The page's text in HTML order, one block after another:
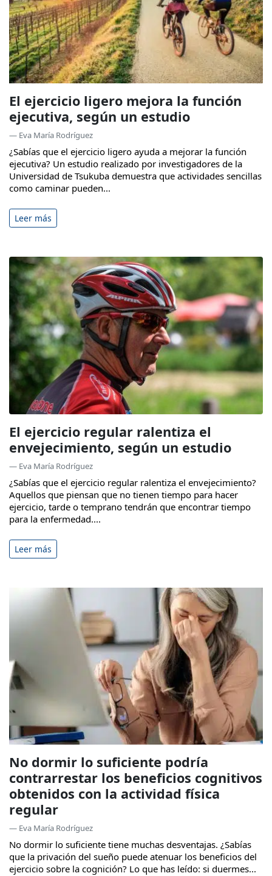
El ejercicio ligero mejora la función
ejecutiva, según un estudio
— Eva María Rodríguez
¿Sabías que el ejercicio ligero ayuda a mejorar la función
ejecutiva? Un estudio realizado por investigadores de la
Universidad de Tsukuba demuestra que actividades sencillas
como caminar pueden...
Leer más
El ejercicio regular ralentiza el
envejecimiento, según un estudio
— Eva María Rodríguez
¿Sabías que el ejercicio regular ralentiza el envejecimiento?
Aquellos que piensan que no tienen tiempo para hacer
ejercicio, tarde o temprano tendrán que encontrar tiempo
para la enfermedad....
Leer más
No dormir lo suficiente podría
contrarrestar los beneficios cognitivos
obtenidos con la actividad física
regular
— Eva María Rodríguez
No dormir lo suficiente tiene muchas desventajas. ¿Sabías
que la privación del sueño puede atenuar los beneficios del
ejercicio sobre la cognición? Lo que has leído: si duermes...